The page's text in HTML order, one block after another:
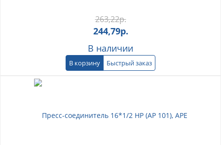
263,22р.
244,79р.
В наличии
В корзину Быстрый заказ